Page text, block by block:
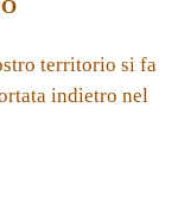
territorio si fa
indietro nel